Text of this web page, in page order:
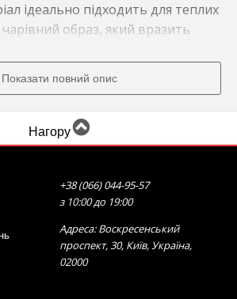
ідеально підходить для теплих
образ, який вразить
Mo-Woman - це втілення
Вони мають неймовірно
вам відчуття легкості та
Чарівний Образ
це чудовий вибір як для
так і для особливих
Показати повний опис
Нагору
+38 (066) 044-95-57
з 10:00 до 19:00
Адреса: Воскресенський
проспект, 30, Київ, Україна,
02000